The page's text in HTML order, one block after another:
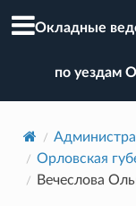
Окладные
по уездам
Орловская
Вечеслова